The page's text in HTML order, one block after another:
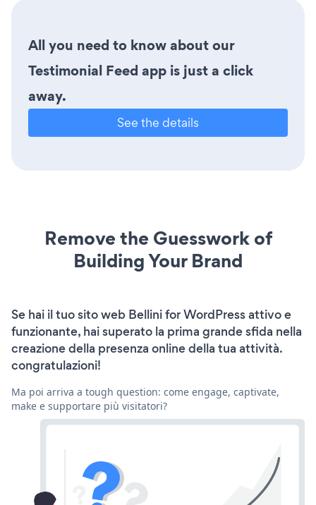
All you need to know about our
Testimonial Feed app is just a click
away.
See the details
Remove the Guesswork of
Building Your Brand
Se hai il tuo sito web Bellini for WordPress attivo e
funzionante, hai superato la prima grande sfida nella
creazione della presenza online della tua attività.
congratulazioni!
Ma poi arriva a tough question: come engage, captivate,
make e supportare più visitatori?